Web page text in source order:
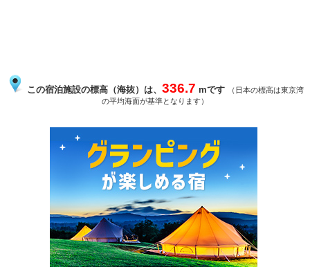
この宿泊施設の標高（海抜）は、 336.7 mです
（日本の標高は東京湾
の平均海面が基準となります）